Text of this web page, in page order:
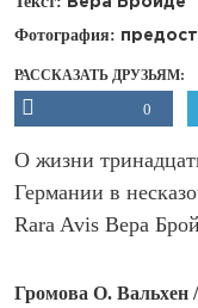
Фотография:
РАССКАЗАТЬ ДРУЗЬЯМ:
0
О жизни
Германии в
Rara Avis Вера
Громова О. Вальхен